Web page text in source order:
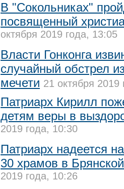
В "Сокольниках"
посвященный
октября 2019 года, 13:05
Власти Гонконга
случайный обстрел
мечети 21 октября 2019
Патриарх Кирилл
детям веры в
2019 года, 10:30
Патриарх надеется
30 храмов в
2019 года, 10:26